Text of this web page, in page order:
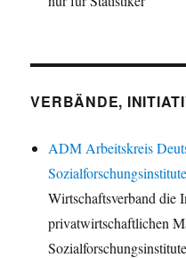
VERBÄNDE,
ADM Arbeitskreis
Wirtschaftsverband die
privatwirtschaftlichen